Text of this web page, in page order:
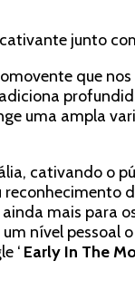
junto
que
uma ampla
cativando o
reconhecimento
mais para
nível pessoal
‘ Early In The